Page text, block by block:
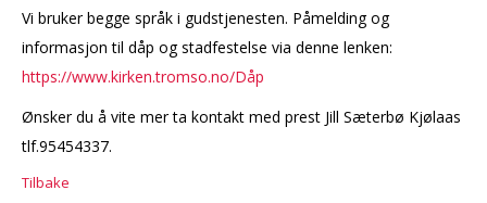
Vi bruker begge språk i gudstjenesten. Påmelding og
informasjon til dåp og stadfestelse via denne lenken:
https://www.kirken.tromso.no/Dåp
Ønsker du å vite mer ta kontakt med prest Jill Sæterbø Kjølaas
tlf.95454337.
Tilbake